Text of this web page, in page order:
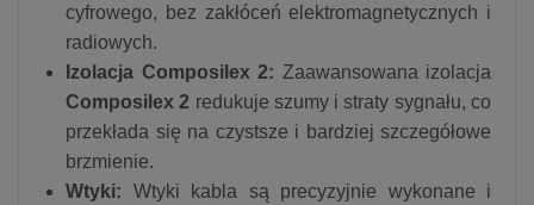
cyfrowego, bez zakłóceń elektromagnetycznych i
radiowych.
Izolacja Composilex 2: Zaawansowana izolacja
Composilex 2 redukuje szumy i straty sygnału, co
przekłada się na czystsze i bardziej szczegółowe
brzmienie.
Wtyki: Wtyki kabla są precyzyjnie wykonane i